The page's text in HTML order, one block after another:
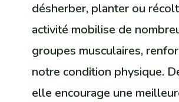
désherber, planter ou
activité mobilise de
groupes musculaires,
notre condition physique.
elle encourage une